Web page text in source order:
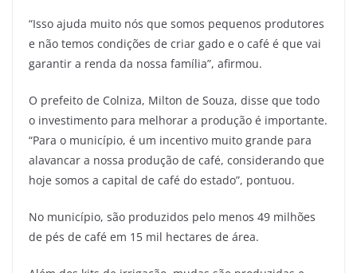
“Isso ajuda muito nós que somos pequenos produtores
e não temos condições de criar gado e o café é que vai
garantir a renda da nossa família”, afirmou.
O prefeito de Colniza, Milton de Souza, disse que todo
o investimento para melhorar a produção é importante.
“Para o município, é um incentivo muito grande para
alavancar a nossa produção de café, considerando que
hoje somos a capital de café do estado”, pontuou.
No município, são produzidos pelo menos 49 milhões
de pés de café em 15 mil hectares de área.